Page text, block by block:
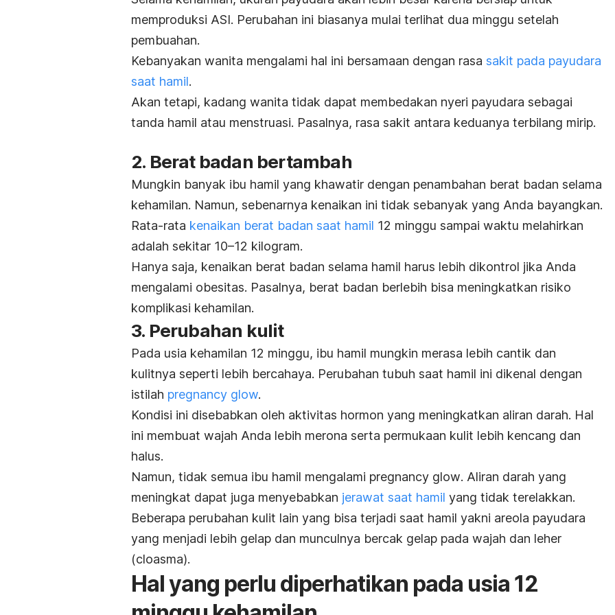
memproduksi ASI. Perubahan ini biasanya mulai terlihat dua minggu setelah
pembuahan.
Kebanyakan wanita mengalami hal ini bersamaan dengan rasa sakit pada payudara
saat hamil.
Akan tetapi, kadang wanita tidak dapat membedakan nyeri payudara sebagai
tanda hamil atau menstruasi. Pasalnya, rasa sakit antara keduanya terbilang mirip.
2. Berat badan bertambah
Mungkin banyak ibu hamil yang khawatir dengan penambahan berat badan selama
kehamilan. Namun, sebenarnya kenaikan ini tidak sebanyak yang Anda bayangkan.
Rata-rata kenaikan berat badan saat hamil 12 minggu sampai waktu melahirkan
adalah sekitar 10–12 kilogram.
Hanya saja, kenaikan berat badan selama hamil harus lebih dikontrol jika Anda
mengalami obesitas. Pasalnya, berat badan berlebih bisa meningkatkan risiko
komplikasi kehamilan.
3. Perubahan kulit
Pada usia kehamilan 12 minggu, ibu hamil mungkin merasa lebih cantik dan
kulitnya seperti lebih bercahaya. Perubahan tubuh saat hamil ini dikenal dengan
istilah pregnancy glow.
Kondisi ini disebabkan oleh aktivitas hormon yang meningkatkan aliran darah. Hal
ini membuat wajah Anda lebih merona serta permukaan kulit lebih kencang dan
halus.
Namun, tidak semua ibu hamil mengalami pregnancy glow. Aliran darah yang
meningkat dapat juga menyebabkan jerawat saat hamil yang tidak terelakkan.
Beberapa perubahan kulit lain yang bisa terjadi saat hamil yakni areola payudara
yang menjadi lebih gelap dan munculnya bercak gelap pada wajah dan leher
(cloasma).
Hal yang perlu diperhatikan pada usia 12